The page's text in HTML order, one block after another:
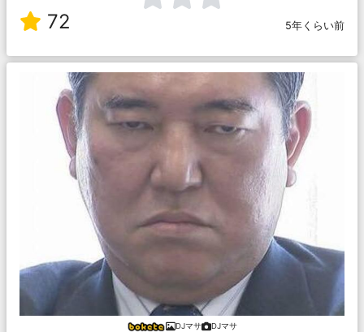
72 5年くらい前
DJマサ DJマサ